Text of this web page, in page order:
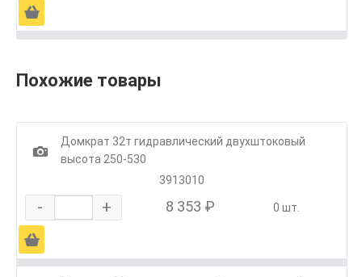
Ä
Похожие товары
1
Домкрат 32т гидравлический двухштоковый
высота 250-530
3913010
- + 8 353 ₽ 0 шт.
Ä